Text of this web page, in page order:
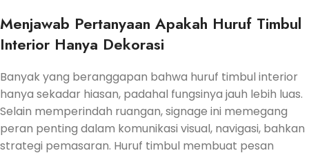
Menjawab Pertanyaan Apakah Huruf Timbul
Interior Hanya Dekorasi
Banyak yang beranggapan bahwa huruf timbul interior
hanya sekadar hiasan, padahal fungsinya jauh lebih luas.
Selain memperindah ruangan, signage ini memegang
peran penting dalam komunikasi visual, navigasi, bahkan
strategi pemasaran. Huruf timbul membuat pesan